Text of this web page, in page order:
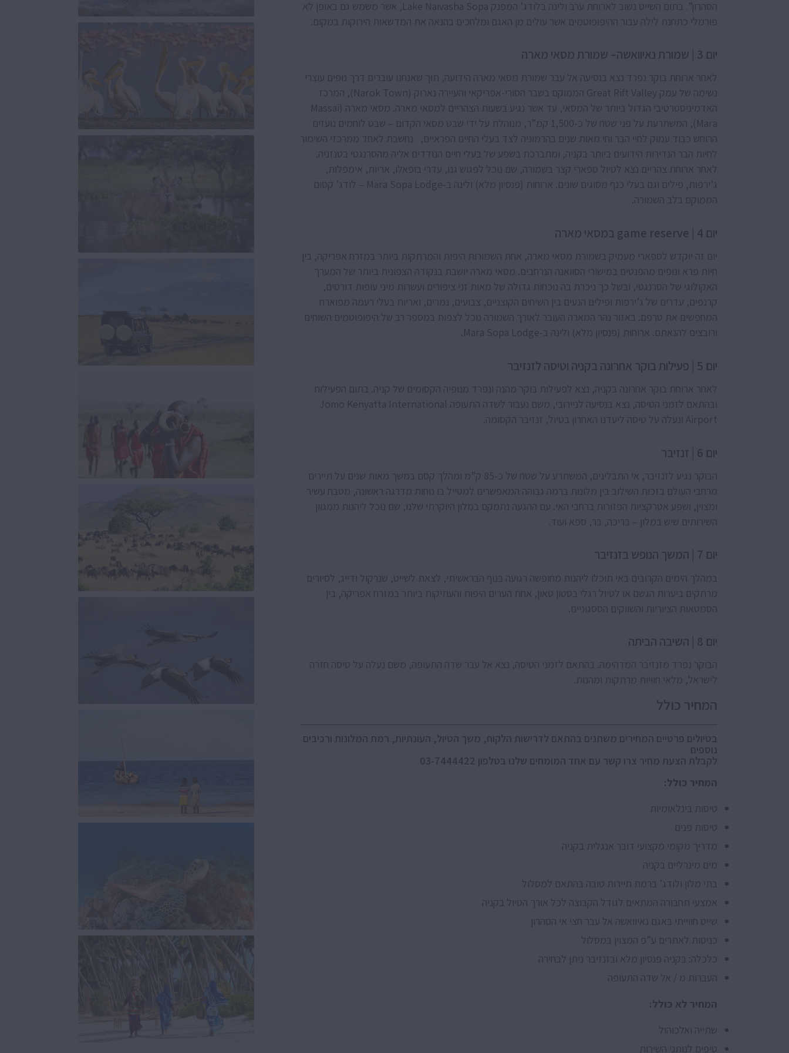
הסהרון”. בתום השייט נשוב לארוחת ערב ולינה בלודג’ המפנק Lake Naivasha Sopa, אשר משמש גם באופן לא
פורמלי כתחנת לילה עבור ההיפופוטמים אשר עולים מן האגם ומלחכים בהנאה את המדשאות הירוקות במקום.
יום 3 | שמורת נאיוואשה– שמורת מסאי מארה
לאחר ארוחת בוקר נפרד נצא בנסיעה אל עבר שמורת מסאי מארה הידועה, תוך שאנחנו עוברים דרך נופים עוצרי
נשימה של עמק Great Rift Valley הממוקם בשבר הסורי-אפריקאי והעיירה נארוק (Narok Town), המרכז
האדמיניסטרטיבי הגדול ביותר של המסאי, עד אשר נגיע בשעות הצהריים למסאי מארה. מסאי מארה (Massai
Mara), המשתרעת על פני שטח של כ-1,500 קמ”ר, מנוהלת על ידי שבט מסאי הקדום – שבט לוחמים נועזים
הרוחש כבוד עמוק לחיי הבר וחי מאות שנים בהרמוניה לצד בעלי החיים הפראיים, נחשבת לאחד ממרכזי השימור
לחיות הבר הנדירות הידועים ביותר בקניה, ומתברכת בשפע של בעלי חיים הנודדים אליה מהסרנגטי בטנזניה.
לאחר ארוחת צהריים נצא לטיול ספארי קצר בשמורה, שם נוכל לפגוש גנו, עדרי בופאלו, אריות, אימפלות,
ג’ירפות, פילים וגם בעלי כנף מסוגים שונים. ארוחות (פנסיון מלא) ולינה ב-Mara Sopa Lodge – לודג’ קסום
הממוקם בלב השמורה.
יום 4 | game reserve במסאי מארה
יום זה יוקדש לספארי מעמיק בשמורת מסאי מארה, אחת השמורות היפות והמרתקות ביותר במזרח אפריקה, בין
חיות פרא ונופים מהפנטים במישורי הסוואנה הנרחבים. מסאי מארה יושבת בנקודה הצפונית ביותר של המערך
האקולוגי של הסרנגטי, ובשל כך ניכרת בה נוכחות גדולה של מאות זני ציפורים ועשרות מיני עופות דורסים,
קרנפים, עדרים של ג’ירפות ופילים הנעים בין השיחים הקוצניים, צבועים, נמרים, ואריות בעלי רעמה מפוארת
המחפשים את טרפם. באזור נהר המארה העובר לאורך השמורה נוכל לצפות במספר רב של היפופוטמים השוחים
ורובצים להנאתם. ארוחות (פנסיון מלא) ולינה ב-Mara Sopa Lodge.
יום 5 | פעילות בוקר אחרונה בקניה וטיסה לזנזיבר
לאחר ארוחת בוקר אחרונה בקניה, נצא לפעילות בוקר מהנה ונפרד מנופיה הקסומים של קניה. בתום הפעילות
ובהתאם לזמני הטיסה, נצא בנסיעה לניירובי, משם נעבור לשדה התעופה Jomo Kenyatta International
Airport ונעלה על טיסה ליעדנו האחרון בטיול, זנזיבר הקסומה.
יום 6 | זנזיבר
הבוקר נגיע לזנזיבר, אי התבלינים, המשתרע על שטח של כ-85 ק”מ ומהלך קסם במשך מאות שנים על תיירים
מרחבי העולם בזכות השילוב בין מלונות ברמה גבוהה המאפשרים למטייל בו נוחות מדרגה ראשונה, מטבח עשיר
ומצוין, ושפע אטרקציות הפזורות ברחבי האי. עם ההגעה נתמקם במלון היוקרתי שלנו, שם נוכל ליהנות ממגוון
השירותים שיש במלון – בריכה, בר, ספא ועוד.
יום 7 | המשך הנופש בזנזיבר
במהלך הימים הקרובים באי תוכלו ליהנות מחופשה רגועה בנוף הבראשיתי, לצאת לשייט, שנרקול ודייג, לסיורים
מרתקים ביערות הגשם או לטיול רגלי בסטון טאון, אחת הערים היפות והעתיקות ביותר במזרח אפריקה, בין
הסמטאות הציוריות והשווקים הססגוניים.
יום 8 | השיבה הביתה
הבוקר נפרד מזנזיבר המדהימה. בהתאם לזמני הטיסה, נצא אל עבר שדה התעופה, משם נעלה על טיסה חזרה
לישראל, מלאי חוויות מרתקות ומהנות.
המחיר כולל
בטיולים פרטיים המחירים משתנים בהתאם לדרישות הלקוח, משך הטיול, העונתיות, רמת המלונות ורכיבים
נוספים
לקבלת הצעת מחיר צרו קשר עם אחד המומחים שלנו בטלפון 03-7444422
המחיר כולל:
טיסות בינלאומיות
טיסות פנים
מדריך מקומי מקצועי דובר אנגלית בקניה
מים מינרליים בקניה
בתי מלון ולודג’ ברמת תיירות טובה בהתאם למסלול
אמצעי תחבורה המתאים לגודל הקבוצה לכל אורך הטיול בקניה
שייט חווייתי באגם נאיוואשה אל עבר חצי אי הסהרון
כניסות לאתרים ע”פ המצוין במסלול
כלכלה: בקניה פנסיון מלא ובזנזיבר ניתן לבחירה
העברות מ / אל שדה התעופה
המחיר לא כולל:
שתייה ואלכוהול
טיפים לנותני השירות